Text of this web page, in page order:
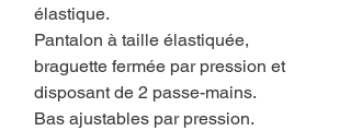
élastique.
Pantalon à taille élastiquée,
braguette fermée par pression et
disposant de 2 passe-mains.
Bas ajustables par pression.